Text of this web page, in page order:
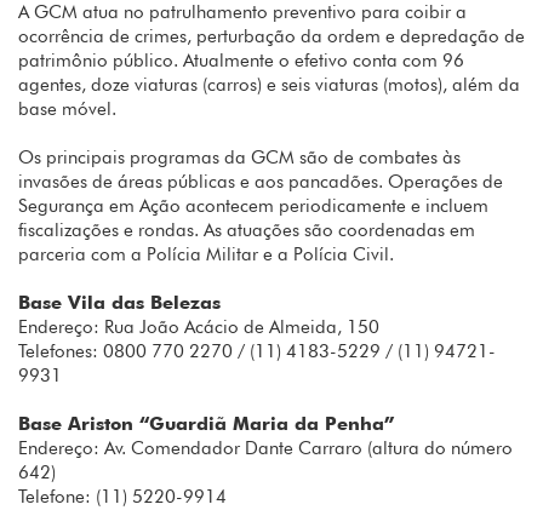
A GCM atua no patrulhamento preventivo para coibir a
ocorrência de crimes, perturbação da ordem e depredação de
patrimônio público. Atualmente o efetivo conta com 96
agentes, doze viaturas (carros) e seis viaturas (motos), além da
base móvel.
Os principais programas da GCM são de combates às
invasões de áreas públicas e aos pancadões. Operações de
Segurança em Ação acontecem periodicamente e incluem
fiscalizações e rondas. As atuações são coordenadas em
parceria com a Polícia Militar e a Polícia Civil.
Base Vila das Belezas
Endereço: Rua João Acácio de Almeida, 150
Telefones: 0800 770 2270 / (11) 4183-5229 / (11) 94721-
9931
Base Ariston “Guardiã Maria da Penha”
Endereço: Av. Comendador Dante Carraro (altura do número
642)
Telefone: (11) 5220-9914